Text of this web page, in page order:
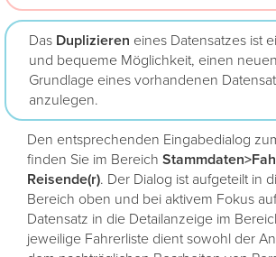
Das Duplizieren eines Datensatzes ist
und bequeme Möglichkeit, einen
Grundlage eines vorhandenen
anzulegen.
Den entsprechenden Eingabedialog
finden Sie im Bereich
Reisende(r). Der Dialog ist aufgeteilt in
Bereich oben und bei aktivem Fokus
Datensatz in die Detailanzeige im
jeweilige Fahrerliste dient sowohl der